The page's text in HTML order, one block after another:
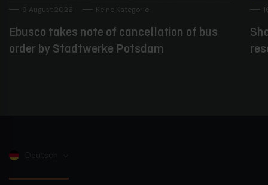
9 August 2026 Keine Kategorie
Ebusco takes note of cancellation of bus
order by Stadtwerke Potsdam